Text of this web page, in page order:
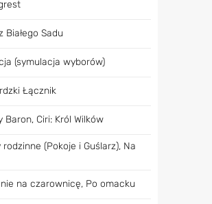
Sadu
(symulacja wyborów)
Łącznik
Ciri: Król Wilków
(Pokoje i Guślarz), Na
na czarownicę, Po omacku